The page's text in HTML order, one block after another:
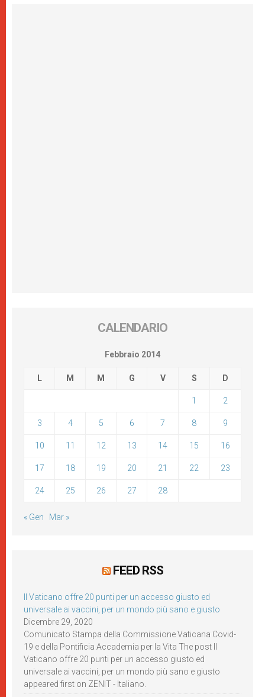
CALENDARIO
Febbraio 2014
L M M G V S D
1 2
3 4 5 6 7 8 9
10 11 12 13 14 15 16
17 18 19 20 21 22 23
24 25 26 27 28
« Gen Mar »
FEED RSS
Il Vaticano offre 20 punti per un accesso giusto ed
universale ai vaccini, per un mondo più sano e giusto
Dicembre 29, 2020
Comunicato Stampa della Commissione Vaticana Covid-
19 e della Pontificia Accademia per la Vita The post Il
Vaticano offre 20 punti per un accesso giusto ed
universale ai vaccini, per un mondo più sano e giusto
appeared first on ZENIT - Italiano.